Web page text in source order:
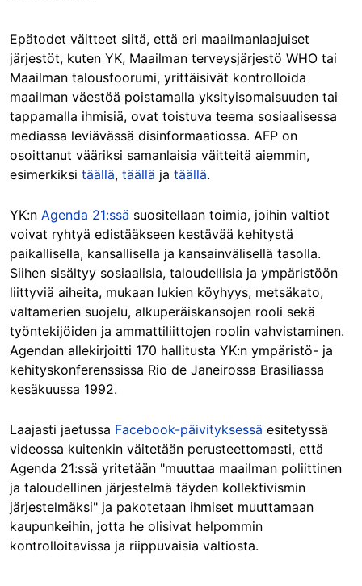
Epätodet väitteet siitä, että eri maailmanlaajuiset
järjestöt, kuten YK, Maailman terveysjärjestö WHO tai
Maailman talousfoorumi, yrittäisivät kontrolloida
maailman väestöä poistamalla yksityisomaisuuden tai
tappamalla ihmisiä, ovat toistuva teema sosiaalisessa
mediassa leviävässä disinformaatiossa. AFP on
osoittanut vääriksi samanlaisia väitteitä aiemmin,
esimerkiksi täällä, täällä ja täällä.
YK:n Agenda 21:ssä suositellaan toimia, joihin valtiot
voivat ryhtyä edistääkseen kestävää kehitystä
paikallisella, kansallisella ja kansainvälisellä tasolla.
Siihen sisältyy sosiaalisia, taloudellisia ja ympäristöön
liittyviä aiheita, mukaan lukien köyhyys, metsäkato,
valtamerien suojelu, alkuperäiskansojen rooli sekä
työntekijöiden ja ammattiliittojen roolin vahvistaminen.
Agendan allekirjoitti 170 hallitusta YK:n ympäristö- ja
kehityskonferenssissa Rio de Janeirossa Brasiliassa
kesäkuussa 1992.
Laajasti jaetussa Facebook-päivityksessä esitetyssä
videossa kuitenkin väitetään perusteettomasti, että
Agenda 21:ssä yritetään "muuttaa maailman poliittinen
ja taloudellinen järjestelmä täyden kollektivismin
järjestelmäksi" ja pakotetaan ihmiset muuttamaan
kaupunkeihin, jotta he olisivat helpommin
kontrolloitavissa ja riippuvaisia valtiosta.